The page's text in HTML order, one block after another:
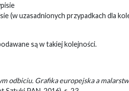
(w uzasadnionych przypadkach dla
są w takiej kolejności.
odbiciu. Grafika europejska a